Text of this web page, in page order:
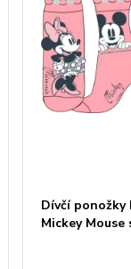
Dívčí ponožky
Mickey Mouse